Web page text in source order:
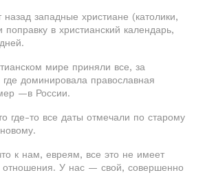
назад западные христиане (католики,
поправку в христианский календарь,
мире приняли все, за
доминировала православная
—в России.
где-то все даты отмечали по старому
к нам, евреям, все это не имеет
отношения. У нас — свой, совершенно